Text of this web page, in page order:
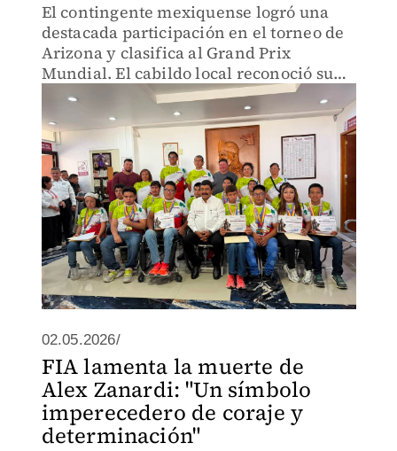
El contingente mexiquense logró una
destacada participación en el torneo de
Arizona y clasifica al Grand Prix
Mundial. El cabildo local reconoció su
esfuerzo con estímulos económicos.
02.05.2026/
FIA lamenta la muerte de
Alex Zanardi: "Un símbolo
imperecedero de coraje y
determinación"